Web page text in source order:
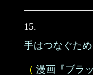
15.
手はつなぐた
（ 漫画『ブラ